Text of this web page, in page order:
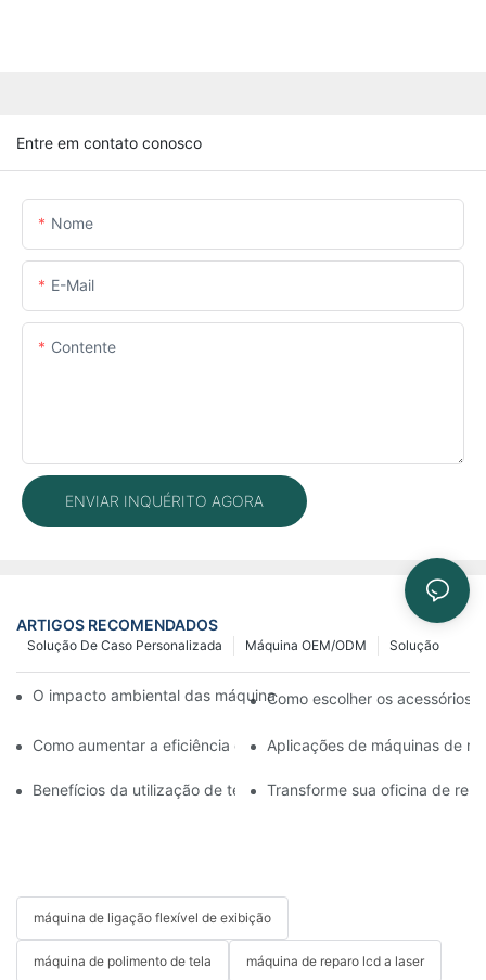
Entre em contato conosco
Nome
E-Mail
Contente
ENVIAR INQUÉRITO AGORA
ARTIGOS RECOMENDADOS
Solução
Máquina OEM/ODM
Solução De Caso Personalizada
O impacto ambiental das máquinas de reparo de celulares na
Como escolher os acessórios
Como aumentar a eficiência da sua máquina de reparo de
Aplicações de máquinas de
Benefícios da utilização de tecnologia avançada em máquinas
Transforme sua oficina de
máquina de ligação flexível de exibição
máquina de polimento de tela máquina de reparo lcd a laser